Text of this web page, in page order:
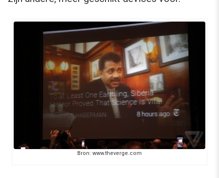
Bron: www.theverge.com